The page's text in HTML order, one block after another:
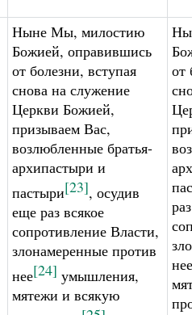
Ныне Мы, милостию
Божией, оправившись
от болезни, вступая
снова на служение
Церкви Божией,
призываем Вас,
возлюбленные братья-
архипастыри и
пастыри[23], осудив
еще раз всякое
сопротивление Власти,
злонамеренные против
нее[24] умышления,
мятежи и всякую
от